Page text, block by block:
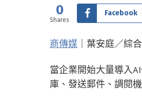
0
Shares
Facebook
商傳媒 ｜葉安庭／綜
當企業開始大量導入
庫、發送郵件、調閱